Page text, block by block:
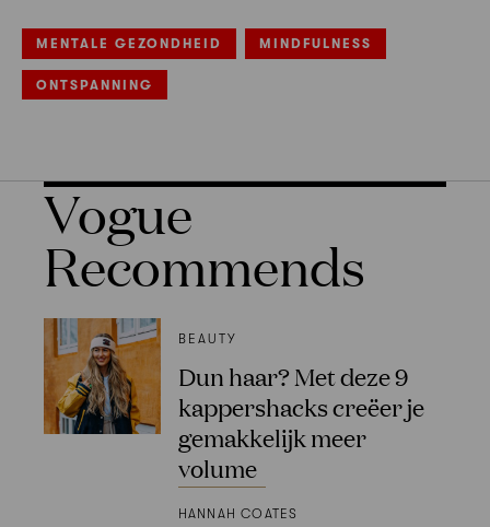
MENTALE GEZONDHEID MINDFULNESS
ONTSPANNING
Vogue
Recommends
BEAUTY
Dun haar? Met deze 9
kappershacks creëer je
gemakkelijk meer
volume
HANNAH COATES